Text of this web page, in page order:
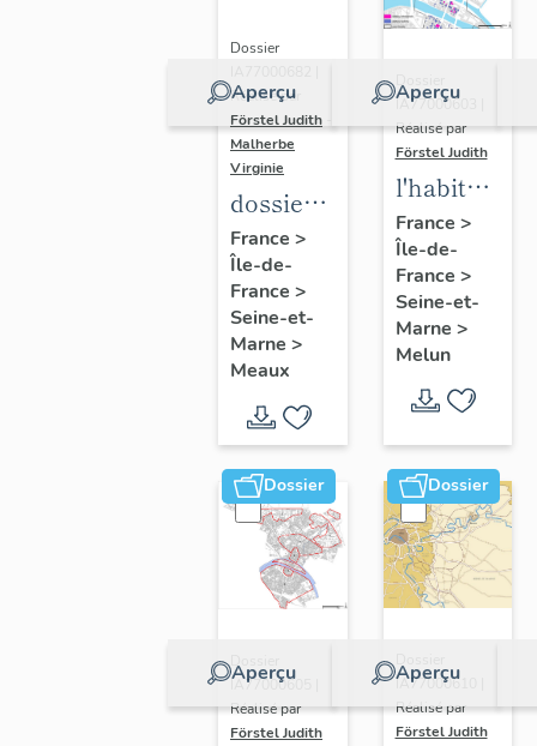
Aperçu
Dossier
Réalisé par
Förstel Judith
Malherbe
Virginie
dossier
collectif
sur les
cours
communes
du
Faubourg
Saint-
Nicolas
France >
Île-de-
France >
Seine-et-
Marne >
Meaux
Aperçu
IA77000603 |
Réalisé par
Förstel Judith
l'habitat
à Melun
France >
Île-de-
France >
Seine-et-
Marne >
Melun
Dossier
Aperçu
IA77000605 |
Réalisé par
Förstel Judith
Dossier
Aperçu
IA77000610 |
Réalisé par
Förstel Judith